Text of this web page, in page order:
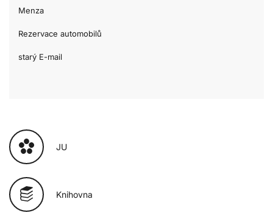
Menza
Rezervace automobilů
starý E-mail
JU
Knihovna